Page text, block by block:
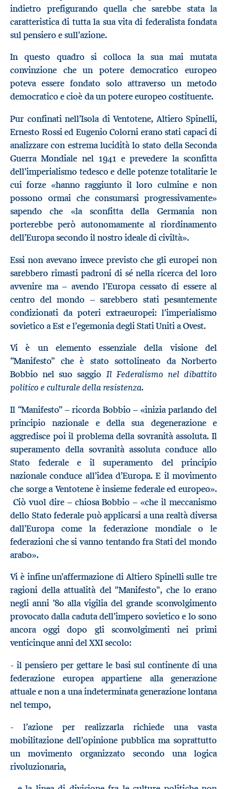
indietro prefigurando quella che sarebbe stata la
caratteristica di tutta la sua vita di federalista fondata
sul pensiero e sull’azione.
In questo quadro si colloca la sua mai mutata
convinzione che un potere democratico europeo
poteva essere fondato solo attraverso un metodo
democratico e cioè da un potere europeo costituente.
Pur confinati nell’Isola di Ventotene, Altiero Spinelli,
Ernesto Rossi ed Eugenio Colorni erano stati capaci di
analizzare con estrema lucidità lo stato della Seconda
Guerra Mondiale nel 1941 e prevedere la sconfitta
dell’imperialismo tedesco e delle potenze totalitarie le
cui forze «hanno raggiunto il loro culmine e non
possono ormai che consumarsi progressivamente»
sapendo che «la sconfitta della Germania non
porterebbe però autonomamente al riordinamento
dell’Europa secondo il nostro ideale di civiltà».
Essi non avevano invece previsto che gli europei non
sarebbero rimasti padroni di sé nella ricerca del loro
avvenire ma – avendo l’Europa cessato di essere al
centro del mondo – sarebbero stati pesantemente
condizionati da poteri extraeuropei: l’imperialismo
sovietico a Est e l’egemonia degli Stati Uniti a Ovest.
Vi è un elemento essenziale della visione del
“Manifesto” che è stato sottolineato da Norberto
Bobbio nel suo saggioIl Federalismo nel dibattito
politico e culturale della resistenza.
Il “Manifesto” – ricorda Bobbio – «inizia parlando del
principio nazionale e della sua degenerazione e
aggredisce poi il problema della sovranità assoluta. Il
superamento della sovranità assoluta conduce allo
Stato federale e il superamento del principio
nazionale conduce all’idea d’Europa. E il movimento
che sorge a Ventotene è insieme federale ed europeo».
Ciò vuol dire – chiosa Bobbio – «che il meccanismo
dello Stato federale può applicarsi a una realtà diversa
dall’Europa come la federazione mondiale o le
federazioni che si vanno tentando fra Stati del mondo
arabo».
Vi è infine un’affermazione di Altiero Spinelli sulle tre
ragioni della attualità del "Manifesto", che lo erano
negli anni ’80 alla vigilia del grande sconvolgimento
provocato dalla caduta dell’impero sovietico e lo sono
ancora oggi dopo gli sconvolgimenti nei primi
venticinque anni del XXI secolo:
- il pensiero per gettare le basi sul continente di una
federazione europea appartiene alla generazione
attuale e non a una indeterminata generazione lontana
nel tempo,
- l’azione per realizzarla richiede una vasta
mobilitazione dell’opinione pubblica ma soprattutto
un movimento organizzato secondo una logica
rivoluzionaria,